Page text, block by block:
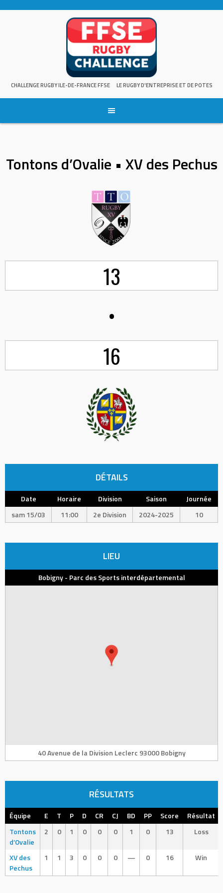
CHALLENGE RUGBY ILE-DE-FRANCE FFSE LE RUGBY D'ENTREPRISE ET DE POTES
Tontons d’Ovalie • XV des Pechus
13
•
16
DÉTAILS
Date Horaire Division Saison
Journée
sam 15/03
11:00 2e Division 2024-2025 10
LIEU
Bobigny - Parc des Sports interdépartemental
40 Avenue de la Division Leclerc 93000 Bobigny
RÉSULTATS
Équipe E T P D CR CJ BD PP Score
Résultat
Tontons
d’Ovalie
2 0 1 0 0 0 1 0 13 Loss
XV des
Pechus
1 1 3 0 0 0 — 0 16 Win